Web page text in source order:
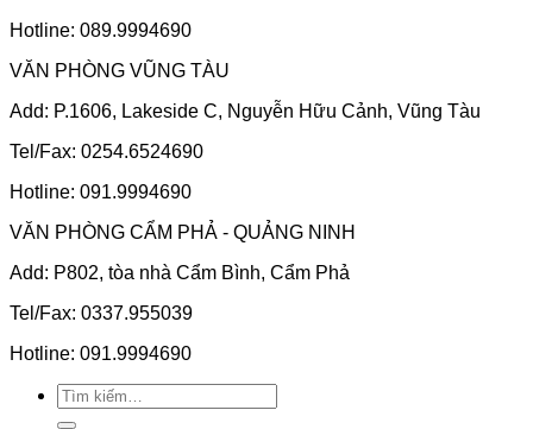
Hotline: 089.9994690
VĂN PHÒNG VŨNG TÀU
Add: P.1606, Lakeside C, Nguyễn Hữu Cảnh, Vũng Tàu
Tel/Fax: 0254.6524690
Hotline: 091.9994690
VĂN PHÒNG CẨM PHẢ - QUẢNG NINH
Add: P802, tòa nhà Cẩm Bình, Cẩm Phả
Tel/Fax: 0337.955039
Hotline: 091.9994690
Tìm
kiếm: